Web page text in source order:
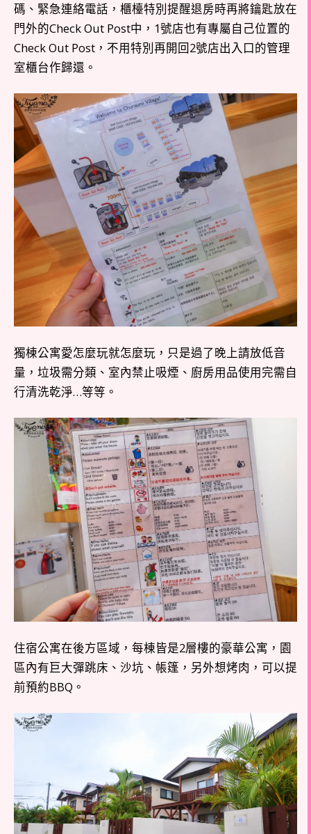
碼、緊急連絡電話，櫃檯特別提醒退房時再將鑰匙放在
門外的Check Out Post中，1號店也有專屬自己位置的
Check Out Post，不用特別再開回2號店出入口的管理
室櫃台作歸還。
獨棟公寓愛怎麼玩就怎麼玩，只是過了晚上請放低音
量，垃圾需分類、室內禁止吸煙、廚房用品使用完需自
行清洗乾淨…等等。
住宿公寓在後方區域，每棟皆是2層樓的豪華公寓，園
區內有巨大彈跳床、沙坑、帳篷，另外想烤肉，可以提
前預約BBQ。